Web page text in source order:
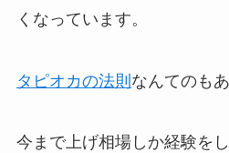
くなっています。
タピオカの法則 なんてのも
今まで上げ相場しか経験を